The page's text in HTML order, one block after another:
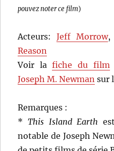
pouvez noter ce film)
Acteurs:Jeff Morrow,
Reason
Voir lafiche du film
Joseph M. Newman sur
Remarques :
* This Island Earth
notable de Joseph